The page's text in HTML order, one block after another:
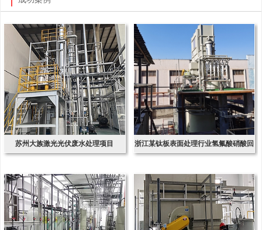
苏州大族激光光伏废水处理项目 浙江某钛板表面处理行业氢氟酸硝酸回